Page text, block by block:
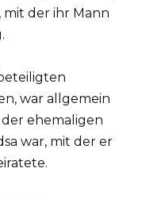
mit der ihr Mann
war allgemein
der ehemaligen
war, mit der er